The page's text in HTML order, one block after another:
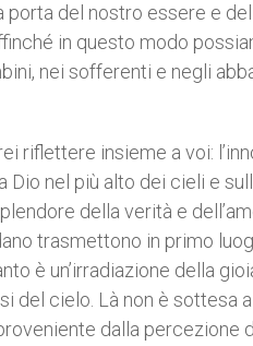
del nostro essere e
in questo modo
nei sofferenti e negli
riflettere insieme a voi:
Dio nel più alto dei cieli e
della verità e
trasmettono in primo
è un’irradiazione della
del cielo. Là non è sottesa
dalla percezione